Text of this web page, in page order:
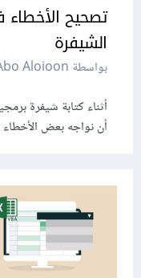
الشيفرة
بواسطة Siba Abo Aloioon، في
أن نواجه بعض الأخطاء